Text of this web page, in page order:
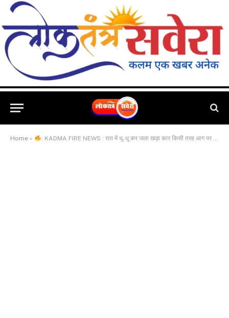
Home » : KADMA FIRE NEWS : रात में धू-धू कर जला खड़ा कार किसी तरह आग पर पाया गया काबू, कार मालिक ने पड़ोसी पर लगाया आरोप